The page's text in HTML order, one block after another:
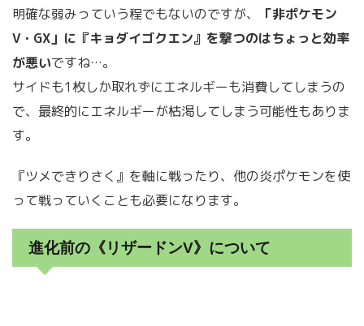
明確な弱みっていう程でもないのですが、
「非ポケモン
V・GX」に『キョダイゴクエン』を撃つのはちょっと効率
が悪いですね…。
サイドも1枚しか取れずにエネルギーも消費してしまうの
で、最終的にエネルギーが枯渇してしまう可能性もありま
す。
『ツメできりさく』を軸に戦ったり、他の炎ポケモンを使
って戦っていくことも必要になります。
進化前の《リザードンV》について